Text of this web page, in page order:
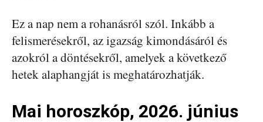
Ez a nap nem a rohanásról szól. Inkább a
felismerésekről, az igazság kimondásáról és
azokról a döntésekről, amelyek a következő
hetek alaphangját is meghatározhatják.
Mai horoszkóp, 2026. június